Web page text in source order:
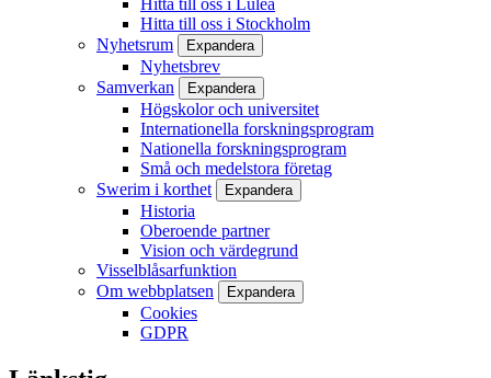
Hitta till oss i Stockholm
Nyhetsrum
Expandera
Nyhetsbrev
Samverkan
Expandera
Högskolor och universitet
Internationella forskningsprogram
Nationella forskningsprogram
Små och medelstora företag
Swerim i korthet
Expandera
Historia
Oberoende partner
Vision och värdegrund
Visselblåsarfunktion
Om webbplatsen
Expandera
Cookies
GDPR